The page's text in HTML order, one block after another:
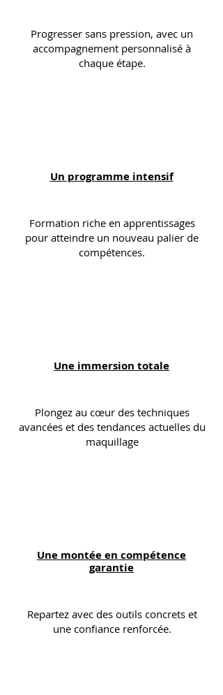
Progresser sans pression, avec un
accompagnement personnalisé à
chaque étape.
Un programme intensif
Formation riche en apprentissages
pour atteindre un nouveau palier de
compétences.
Une immersion totale
Plongez au cœur des techniques
avancéeset des tendances actuelles du
maquillage
Une montée en compétence
garantie
Repartez avec des outils concrets et
une confiance renforcée.